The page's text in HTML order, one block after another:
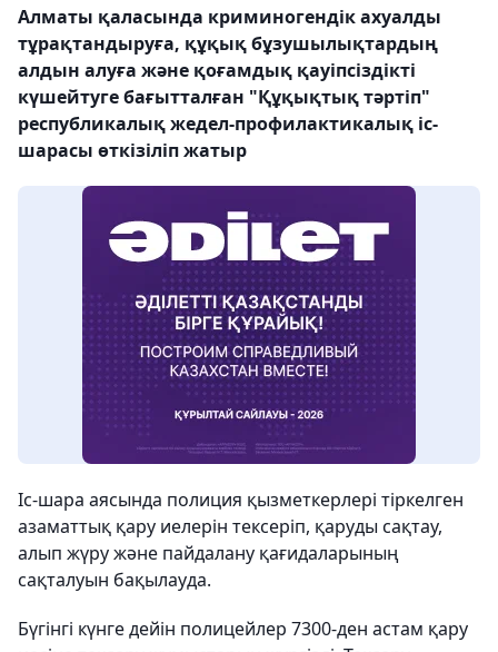
Алматы қаласында криминогендік ахуалды
тұрақтандыруға, құқық бұзушылықтардың
алдын алуға және қоғамдық қауіпсіздікті
күшейтуге бағытталған "Құқықтық тәртіп"
республикалық жедел-профилактикалық іс-
шарасы өткізіліп жатыр
Іс-шара аясында полиция қызметкерлері тіркелген
азаматтық қару иелерін тексеріп, қаруды сақтау,
алып жүру және пайдалану қағидаларының
сақталуын бақылауда.
Бүгінгі күнге дейін полицейлер 7300-ден астам қару